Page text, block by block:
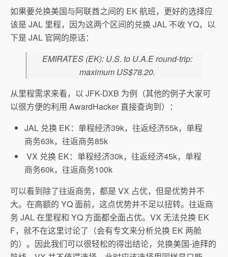
如果要兑换美国与阿联酋之间的 EK 航班，更好的选择应
该是 JAL 里程，因为这两个区间的兑换 JAL 不收 YQ，以
下是 JAL 官网的原话：
EMIRATES (EK): U.S. to U.A.E round-trip:
maximum US$78.20.
从里程需求来看，以 JFK-DXB 为例（其他的例子大家可
以很方便的利用 AwardHacker 直接查询到）：
JAL 兑换 EK：单程经济39k，往返经济55k，单程
商务63k，往返商务85k
VX 兑换 EK：单程经济30k，往返经济45k，单程
商务60k，往返商务100k
可以看到除了往返商务，都是 VX 占优，但是优势并不
大。在高额的 YQ 面前，这点优势并不足以扭转。往返商
务 JAL 在里程和 YQ 方面都全面占优。VX 无法兑换 EK
F，就不在这里讨论了（会有专文来分析兑换 EK 两舱
的）。因此我们可以很轻松的得出结论，兑换美国-迪拜的